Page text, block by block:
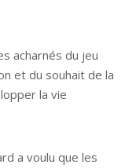
acharnés du jeu
et du souhait de la
la vie
a voulu que les